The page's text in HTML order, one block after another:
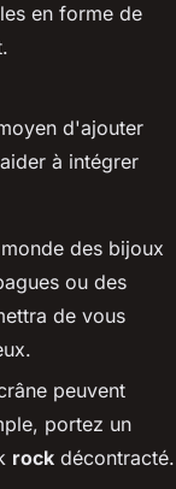
en forme de
d'ajouter
à intégrer
des bijoux
ou des
de vous
peuvent
portez un
rock décontracté.